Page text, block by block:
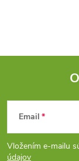
Z
á
Email
Vložením e-mailu
údajov